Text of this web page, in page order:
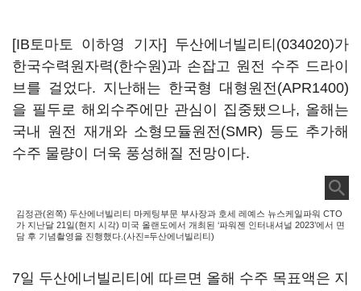
[IB토마토 이하영 기자] 두산에너빌리티(034020)가
한국수력원자력(한수원)과 손잡고 원전 수주 드라이
브를 걸었다. 지난해는 한국형 대형원전(APR1400)
을 필두로 해외수주에만 관심이 집중됐으나, 올해는
국내 원전 재개와 소형모듈원전(SMR) 등도 추가해
수주 물량이 더욱 풍성해질 전망이다.
김정관(왼쪽) 두산에너빌리티 마케팅부문 부사장과 호세 레예스 뉴스케일파워 CTO
가 지난달 21일(현지 시각) 미국 올랜도에서 개최된 ‘파워젠 인터내셔널 2023’에서 면
담 후 기념촬영을 진행했다.(사진=두산에너빌리티)
7일 두산에너빌리티에 따르면 올해 수주 목표액은 지